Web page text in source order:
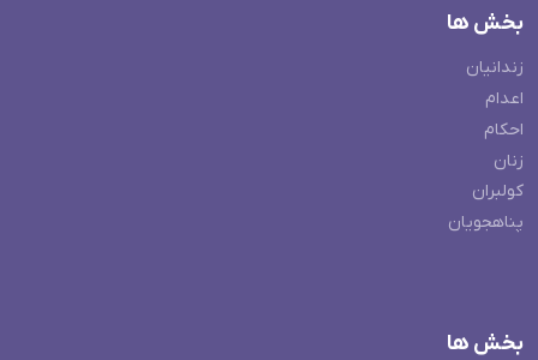
بخش ها
زندانیان
اعدام
احکام
زنان
کولبران
پناهجویان
بخش ها